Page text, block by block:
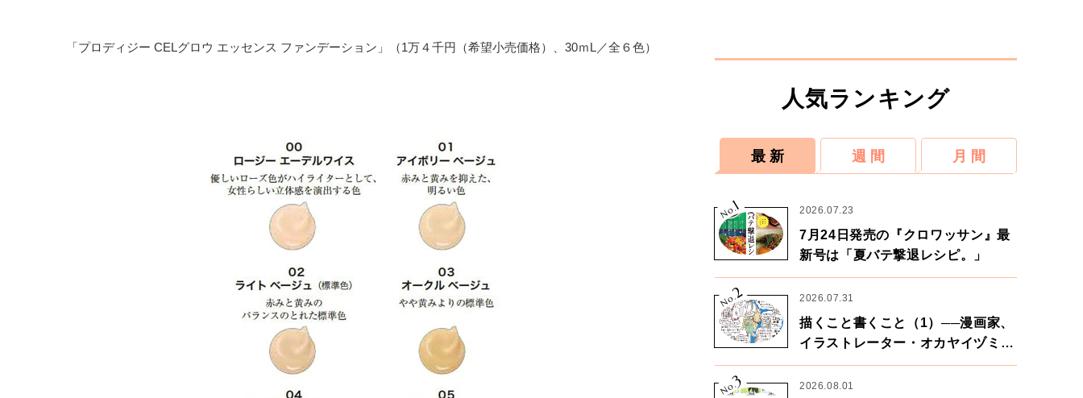
「プロディジー CELグロウ エッセンス ファンデーション」（1万４千円（希望小売価格）、30ｍL／全６色）
人気ランキング
最 新 週 間 月 間
No.
1 2026.07.23
7月24日発売の『クロワッサン』最
新号は「夏バテ撃退レシピ。」
No.2 2026.07.31
描くこと書くこと（1）──漫画家、
イラストレーター・オカヤイヅミさ
ん×漫画家・鶴谷香央理さん
No.
3 2026.08.01